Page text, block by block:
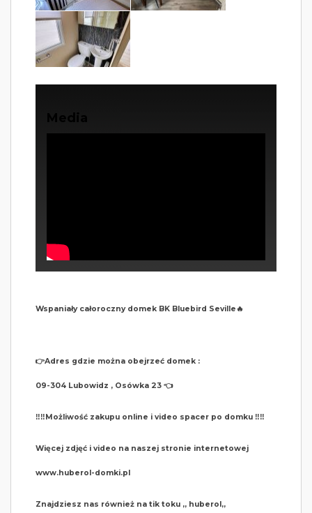
Wspaniały całoroczny domek BK Bluebird Seville🔥
👉Adres gdzie można obejrzeć domek :
09-304 Lubowidz , Osówka 23 👈
‼️‼️Możliwość zakupu online i video spacer po domku ‼️‼️
Więcej zdjęć i video na naszej stronie internetowej
www.huberol-domki.pl
Znajdziesz nas również na tik toku ,, huberol,,